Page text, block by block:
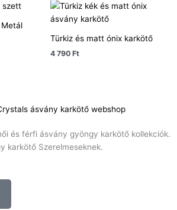
Türkiz és matt ónix karkötő
4 790 Ft
és férfi ásvány gyöngy karkötő kollekciók.
karkötő Szerelmeseknek.